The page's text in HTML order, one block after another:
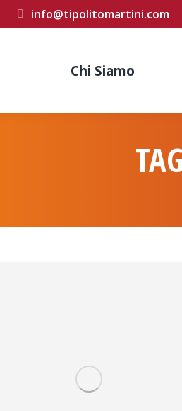
info@tipolitomartini.com
Chi Siamo